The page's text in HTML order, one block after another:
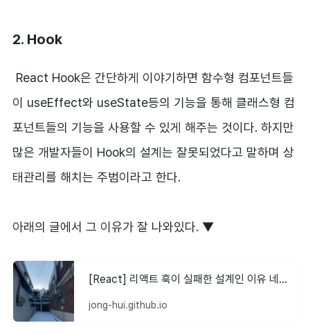
2. Hook
React Hook은 간단하게 이야기하면 함수형 컴포넌트들
이 useEffect와 useState등의 기능을 통해 클래스형 컴
포넌트들의 기능을 사용할 수 있게 해주는 것이다. 하지만
많은 개발자들이 Hook의 설계는 잘못되었다고 말하며 상
태관리를 해치는 주범이라고 한다.
아래의 글에서 그 이유가 잘 나와있다. ▼
[React] 리액트 훅이 실패한 설계인 이유 네가지
jong-hui.github.io